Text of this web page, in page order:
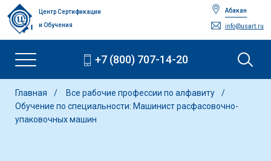
Центр Сертификации
и Обучения
Абакан
info@usart.ru
+7 (800) 707-14-20
Главная
Все рабочие профессии по алфавиту
Обучение по специальности: Машинист расфасовочно-
упаковочных машин